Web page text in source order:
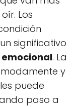
Los
significativo
. La
y
puede
paso a